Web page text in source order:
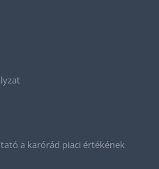
a karórád piaci értékének